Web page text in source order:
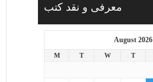
معرفی و نقد کتب
August 2026
M T W T